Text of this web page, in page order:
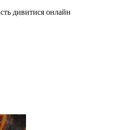
дивитися онлайн